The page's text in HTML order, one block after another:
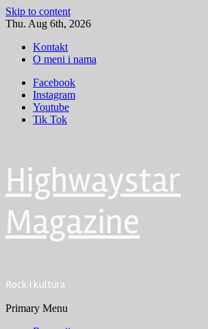
Skip to content
Thu. Aug 6th, 2026
Kontakt
O meni i nama
Facebook
Instagram
Youtube
Tik Tok
Highwaystar
Magazine
Rock i kultura
Primary Menu